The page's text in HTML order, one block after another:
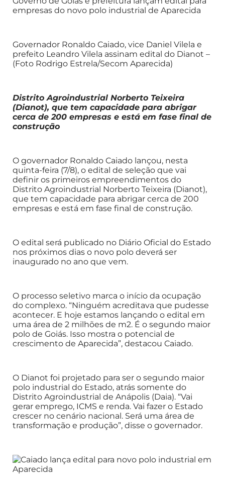
empresas do novo polo industrial de Aparecida
Governador Ronaldo Caiado, vice Daniel Vilela e
prefeito Leandro Vilela assinam edital do Dianot –
(Foto Rodrigo Estrela/Secom Aparecida)
Distrito Agroindustrial Norberto Teixeira
(Dianot), que tem capacidade para abrigar
cerca de 200 empresas e está em fase final de
construção
O governador Ronaldo Caiado lançou, nesta
quinta-feira (7/8), o edital de seleção que vai
definir os primeiros empreendimentos do
Distrito Agroindustrial Norberto Teixeira (Dianot),
que tem capacidade para abrigar cerca de 200
empresas e está em fase final de construção.
O edital será publicado no Diário Oficial do Estado
nos próximos dias o novo polo deverá ser
inaugurado no ano que vem.
O processo seletivo marca o início da ocupação
do complexo. “Ninguém acreditava que pudesse
acontecer. E hoje estamos lançando o edital em
uma área de 2 milhões de m2. É o segundo maior
polo de Goiás. Isso mostra o potencial de
crescimento de Aparecida”, destacou Caiado.
O Dianot foi projetado para ser o segundo maior
polo industrial do Estado, atrás somente do
Distrito Agroindustrial de Anápolis (Daia). “Vai
gerar emprego, ICMS e renda. Vai fazer o Estado
crescer no cenário nacional. Será uma área de
transformação e produção”, disse o governador.